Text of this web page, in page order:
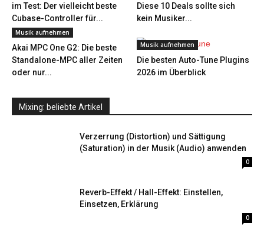
im Test: Der vielleicht beste
Cubase-Controller für...
Diese 10 Deals sollte sich
kein Musiker...
Musik aufnehmen
Akai MPC One G2: Die beste
Standalone-MPC aller Zeiten
oder nur...
Musik aufnehmen
Die besten Auto-Tune Plugins
2026 im Überblick
Mixing: beliebte Artikel
Verzerrung (Distortion) und Sättigung
(Saturation) in der Musik (Audio) anwenden
0
Reverb-Effekt / Hall-Effekt: Einstellen,
Einsetzen, Erklärung
0